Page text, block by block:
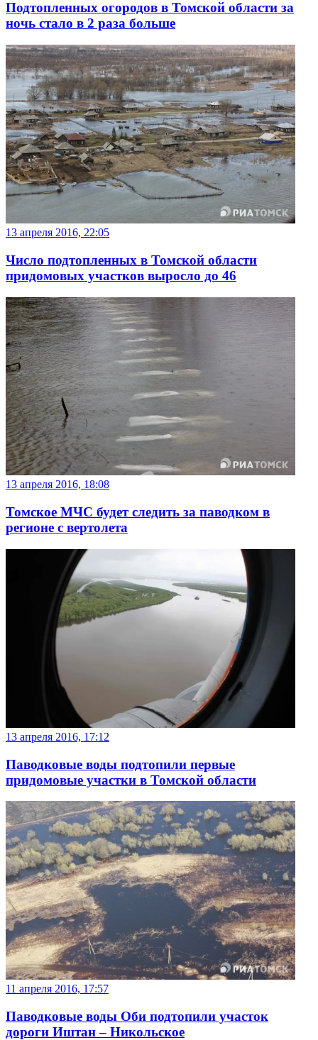
Подтопленных огородов в Томской области за
ночь стало в 2 раза больше
13 апреля 2016, 22:05
Число подтопленных в Томской области
придомовых участков выросло до 46
13 апреля 2016, 18:08
Томское МЧС будет следить за паводком в
регионе с вертолета
13 апреля 2016, 17:12
Паводковые воды подтопили первые
придомовые участки в Томской области
11 апреля 2016, 17:57
Паводковые воды Оби подтопили участок
дороги Иштан – Никольское